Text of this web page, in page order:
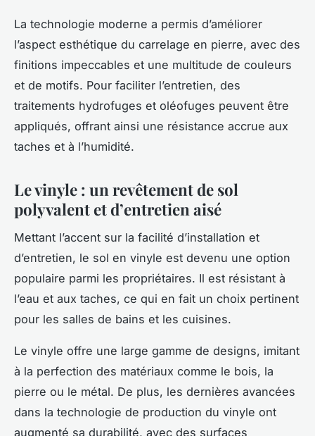
La technologie moderne a permis d’améliorer
l’aspect esthétique du carrelage en pierre, avec des
finitions impeccables et une multitude de couleurs
et de motifs. Pour faciliter l’entretien, des
traitements hydrofuges et oléofuges peuvent être
appliqués, offrant ainsi une résistance accrue aux
taches et à l’humidité.
Le vinyle : un revêtement de sol
polyvalent et d’entretien aisé
Mettant l’accent sur la facilité d’installation et
d’entretien, le sol en vinyle est devenu une option
populaire parmi les propriétaires. Il est résistant à
l’eau et aux taches, ce qui en fait un choix pertinent
pour les salles de bains et les cuisines.
Le vinyle offre une large gamme de designs, imitant
à la perfection des matériaux comme le bois, la
pierre ou le métal. De plus, les dernières avancées
dans la technologie de production du vinyle ont
augmenté sa durabilité, avec des surfaces